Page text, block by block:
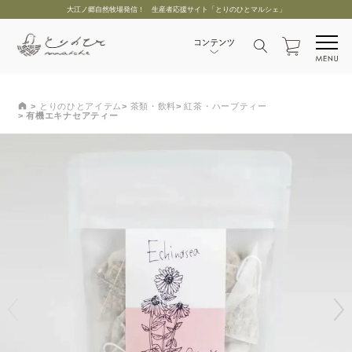
大江ノ郷自然牧場発信！ 生産者応援サイト「とりのひとマルシェ」
とりのひとアイテム 茶類・飲料
紅茶・ハーブティー
有機エキナセアティー